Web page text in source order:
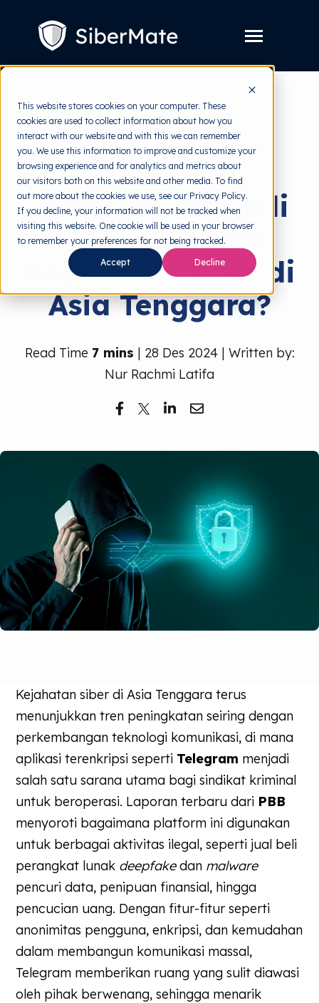
This website stores cookies on your computer. These
cookies are used to collect information about how you
interact with our website and with this we can remember
you. We use this information to improve and customize your
browsing experience and for analytics and metrics about
our visitors both on this website and other media. To find
out more about the cookies we use, see our Privacy Policy.
If you decline, your information will not be tracked when
visiting this website. One cookie will be used in your browser
to remember your preferences for not being tracked.
Accept Decline
Toggle
Layanan
children
for
Layanan
Harga
Resources Toggle
children
for
Resources
Tools Gratis Toggle
children
for
Tools
Tentang
Coba Gratis
back to HRMI
null
Telegram Menjadi
Pilihan Pelaku
Kejahatan Siber di
Asia Tenggara?
Read Time 7 mins | 28 Des 2024 | Written by:
Nur Rachmi Latifa
Kejahatan siber di Asia Tenggara terus
menunjukkan tren peningkatan seiring dengan
perkembangan teknologi komunikasi, di mana
aplikasi terenkripsi seperti Telegram menjadi
salah satu sarana utama bagi sindikat kriminal
untuk beroperasi. Laporan terbaru dari PBB
menyoroti bagaimana platform ini digunakan
untuk berbagai aktivitas ilegal, seperti jual beli
perangkat lunak deepfakedan malware
pencuri data, penipuan finansial, hingga
pencucian uang. Dengan fitur-fitur seperti
anonimitas pengguna, enkripsi, dan kemudahan
dalam membangun komunikasi massal,
Telegram memberikan ruang yang sulit diawasi
oleh pihak berwenang, sehingga menarik